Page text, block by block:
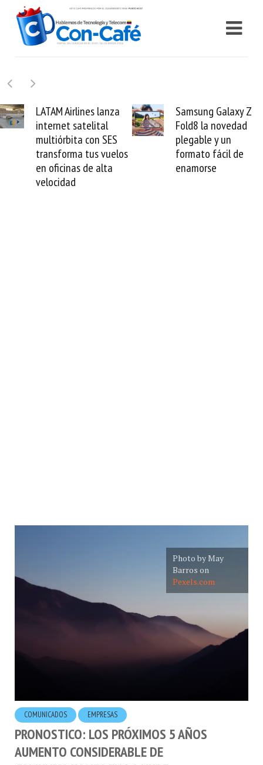
Samsung Galaxy Z
Fold8 la novedad
plegable y un
formato fácil de
enamorse
Cashea levanta 100
millones de dólares y
valida el crédito del
venezolano ante el
mundo
Barros on
Pexels.com
COMUNICADOS EMPRESAS
PRONOSTICO: LOS PRÓXIMOS 5 AÑOS
AUMENTO CONSIDERABLE DE
COMUNICACIONES EN LA NUBE